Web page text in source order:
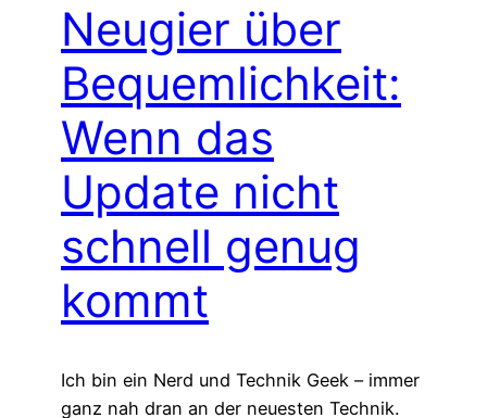
Neugier über
Bequemlichkeit:
Wenn das
Update nicht
schnell genug
kommt
Ich bin ein Nerd und Technik Geek – immer
ganz nah dran an der neuesten Technik.